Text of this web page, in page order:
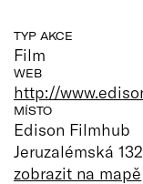
TYP AKCE
Film
WEB
http://
MÍSTO
Edison Filmhub
Jeruzalémská
zobrazit na mapě